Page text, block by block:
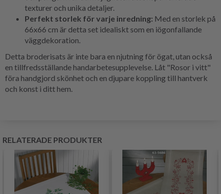
texturer och unika detaljer.
Perfekt storlek för varje inredning: Med en storlek på
66x66 cm är detta set idealiskt som en iögonfallande
väggdekoration.
Detta broderisats är inte bara en njutning för ögat, utan också
en tillfredsställande handarbetesupplevelse. Låt "Rosor i vitt"
föra handgjord skönhet och en djupare koppling till hantverk
och konst i ditt hem.
RELATERADE PRODUKTER